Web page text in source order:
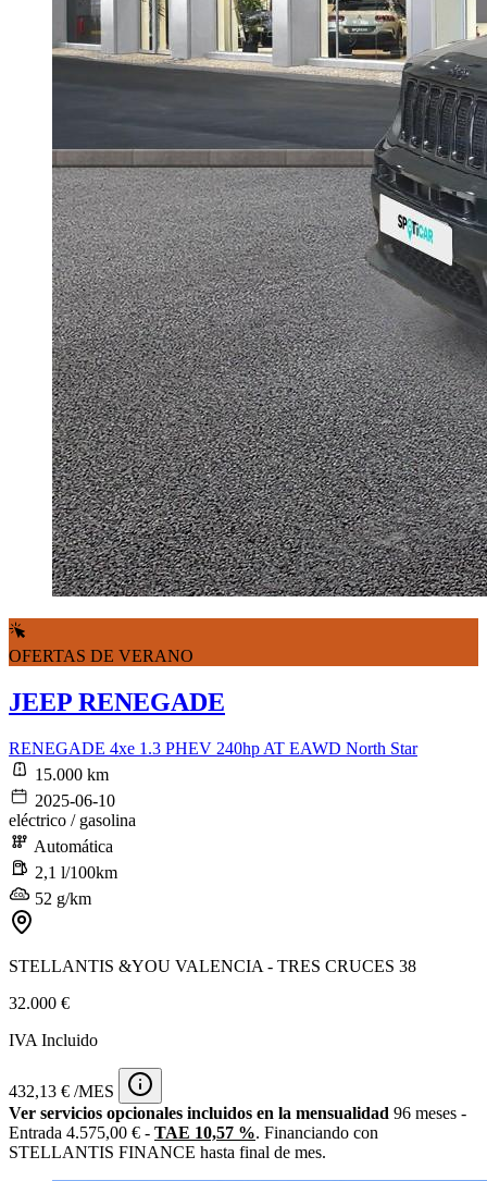
OFERTAS DE VERANO
JEEP RENEGADE
RENEGADE 4xe 1.3 PHEV 240hp AT EAWD North Star
15.000 km
2025-06-10
eléctrico / gasolina
Automática
2,1 l/100km
52 g/km
STELLANTIS &YOU VALENCIA - TRES CRUCES 38
32.000 €
IVA Incluido
432,13 € /MES
Ver servicios opcionales incluidos en la mensualidad 96 meses -
Entrada 4.575,00 € - TAE 10,57 %. Financiando con
STELLANTIS FINANCE hasta final de mes.